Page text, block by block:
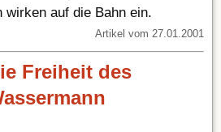
wirken auf die Bahn ein.
Artikel vom 27.01.2001
Freiheit des